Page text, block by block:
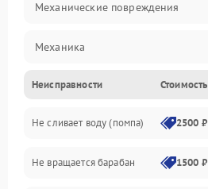
Механические повреждения
Механика
Электропитание
Водоснабжение
Слив
Неисправности Стоимость
Не сливает воду (помпа) 2500 ₽
Не вращается барабан 1500 ₽